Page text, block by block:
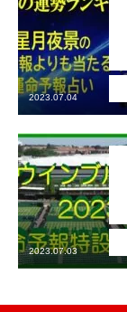
2023.07.04
2023.07.03